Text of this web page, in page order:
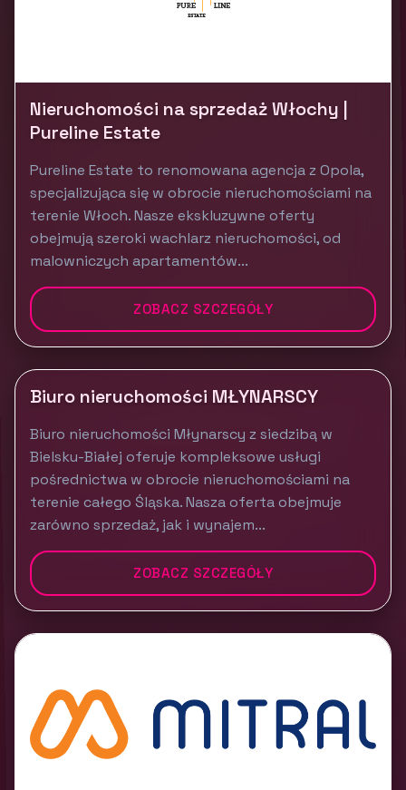
Nieruchomości na sprzedaż Włochy |
Pureline Estate
Pureline Estate to renomowana agencja z Opola,
specjalizująca się w obrocie nieruchomościami na
terenie Włoch. Nasze ekskluzywne oferty
obejmują szeroki wachlarz nieruchomości, od
malowniczych apartamentów...
ZOBACZ SZCZEGÓŁY
Biuro nieruchomości MŁYNARSCY
Biuro nieruchomości Młynarscy z siedzibą w
Bielsku-Białej oferuje kompleksowe usługi
pośrednictwa w obrocie nieruchomościami na
terenie całego Śląska. Nasza oferta obejmuje
zarówno sprzedaż, jak i wynajem...
ZOBACZ SZCZEGÓŁY